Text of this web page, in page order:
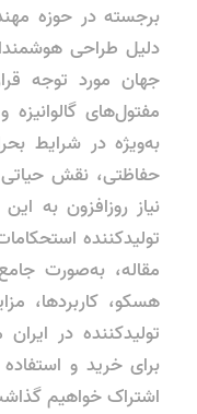
برجسته در حوزه
دلیل طراحی
جهان مورد توجه
مفتول‌های
به‌ویژه در شرایط
حفاظتی، نقش حیاتی
نیاز روزافزون به
تولیدکننده
مقاله، به‌صورت
هسکو، کاربردها،
تولیدکننده در
برای خرید و
اشتراک خواهیم